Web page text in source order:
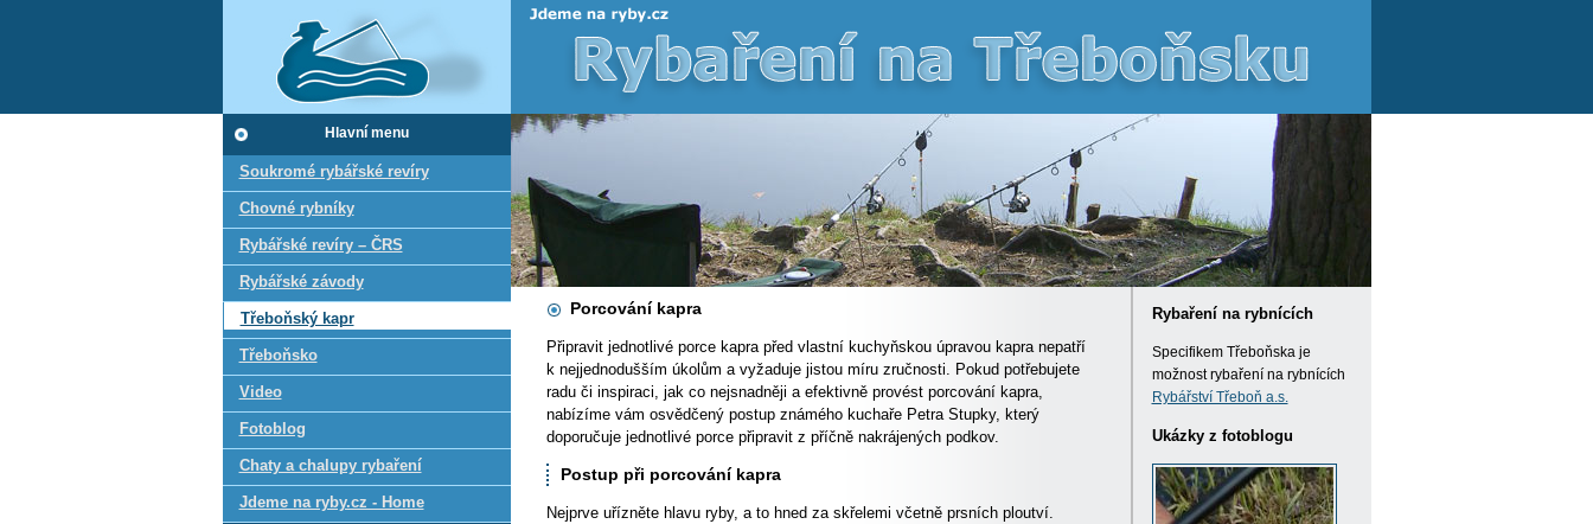
Porcování kapra
Připravit jednotlivé porce kapra před vlastní kuchyňskou úpravou kapra nepatří
k nejjednodušším úkolům a vyžaduje jistou míru zručnosti. Pokud potřebujete
radu či inspiraci, jak co nejsnadněji a efektivně provést porcování kapra,
nabízíme vám osvědčený postup známého kuchaře Petra Stupky, který
doporučuje jednotlivé porce připravit z příčně nakrájených podkov.
Postup při porcování kapra
Nejprve uřízněte hlavu ryby, a to hned za skřelemi včetně prsních ploutví.
Rybaření na rybnících
Specifikem Třeboňska je
možnost rybaření na rybnících
Rybářství Třeboň a.s.
Ukázky z fotoblogu
Hlavní menu
Soukromé rybářské revíry
Chovné rybníky
Rybářské revíry – ČRS
Rybářské závody
Třeboňský kapr
Třeboňsko
Video
Fotoblog
Chaty a chalupy rybaření
Jdeme na ryby.cz - Home